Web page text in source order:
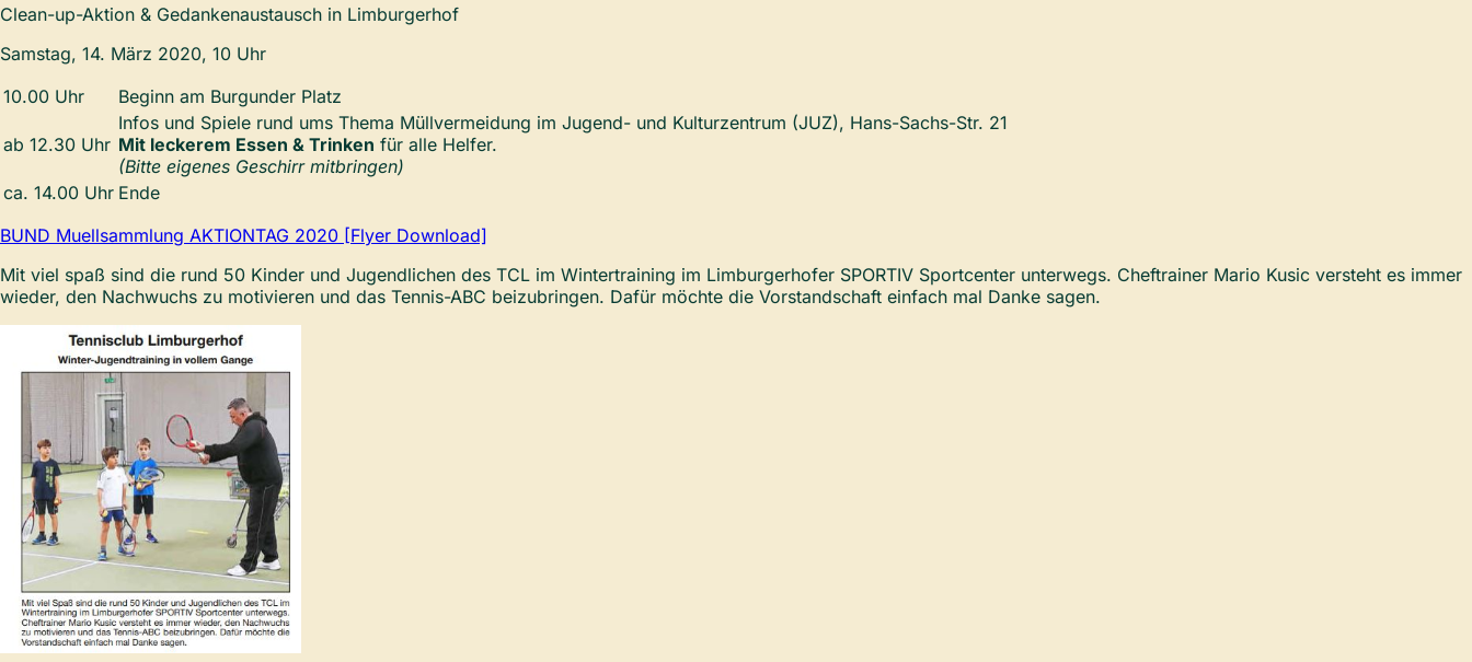
Clean-up-Aktion & Gedankenaustausch in Limburgerhof
Samstag, 14. März 2020, 10 Uhr
10.00 Uhr
Beginn am Burgunder Platz
ab 12.30 Uhr
Infos und Spiele rund ums Thema Müllvermeidung im Jugend- und Kulturzentrum (JUZ), Hans-Sachs-Str. 21
Mit leckerem Essen & Trinken für alle Helfer.
(Bitte eigenes Geschirr mitbringen)
ca. 14.00 Uhr Ende
BUND Muellsammlung AKTIONTAG 2020 [Flyer Download]
Mit viel spaß sind die rund 50 Kinder und Jugendlichen des TCL im Wintertraining im Limburgerhofer SPORTIV Sportcenter unterwegs. Cheftrainer Mario Kusic versteht es immer
wieder, den Nachwuchs zu motivieren und das Tennis-ABC beizubringen. Dafür möchte die Vorstandschaft einfach mal Danke sagen.